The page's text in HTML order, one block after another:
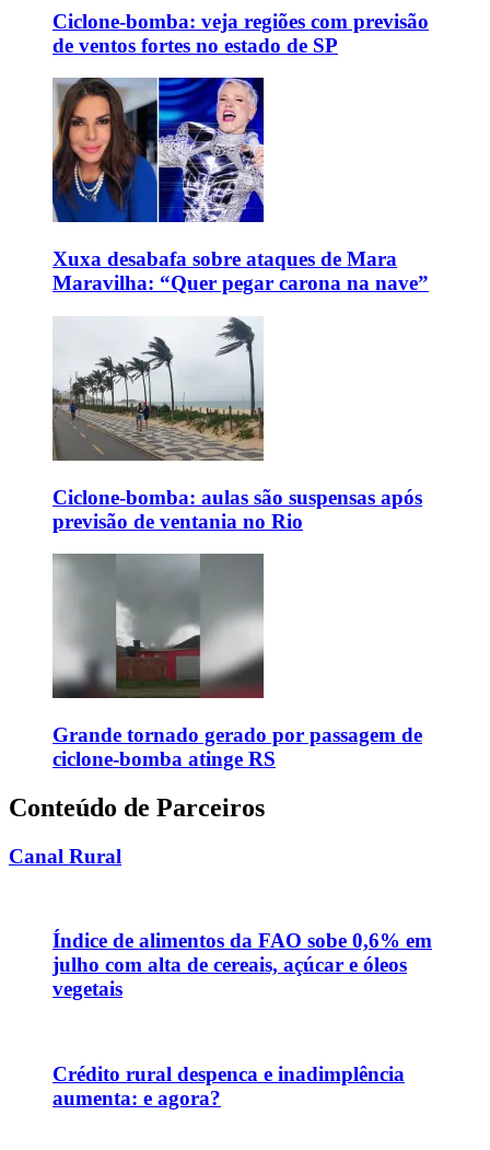
Ciclone-bomba: veja regiões com previsão
de ventos fortes no estado de SP
Xuxa desabafa sobre ataques de Mara
Maravilha: “Quer pegar carona na nave”
Ciclone-bomba: aulas são suspensas após
previsão de ventania no Rio
Grande tornado gerado por passagem de
ciclone-bomba atinge RS
Conteúdo de Parceiros
Canal Rural
Índice de alimentos da FAO sobe 0,6% em
julho com alta de cereais, açúcar e óleos
vegetais
Crédito rural despenca e inadimplência
aumenta: e agora?